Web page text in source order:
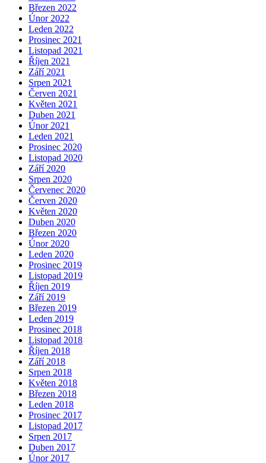
Březen 2022
Únor 2022
Leden 2022
Prosinec 2021
Listopad 2021
Říjen 2021
Září 2021
Srpen 2021
Červen 2021
Květen 2021
Duben 2021
Únor 2021
Leden 2021
Prosinec 2020
Listopad 2020
Září 2020
Srpen 2020
Červenec 2020
Červen 2020
Květen 2020
Duben 2020
Březen 2020
Únor 2020
Leden 2020
Prosinec 2019
Listopad 2019
Říjen 2019
Září 2019
Březen 2019
Leden 2019
Prosinec 2018
Listopad 2018
Říjen 2018
Září 2018
Srpen 2018
Květen 2018
Březen 2018
Leden 2018
Prosinec 2017
Listopad 2017
Srpen 2017
Duben 2017
Únor 2017